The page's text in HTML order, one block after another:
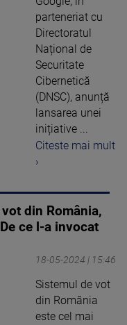
parteneriat cu
Directoratul
Național de
Securitate
Cibernetică
(DNSC), anunță
lansarea unei
inițiative ...
Citeste mai mult
›
din România,
ce l-a invocat
18-05-2024 | 15:46
Sistemul de vot
din România
este cel mai